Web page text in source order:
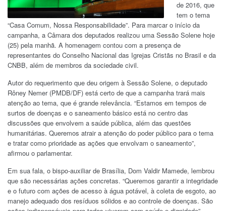
de 2016, que
tem o tema
“Casa Comum, Nossa Responsabilidade”. Para marcar o início da
campanha, a Câmara dos deputados realizou uma Sessão Solene hoje
(25) pela manhã. A homenagem contou com a presença de
representantes do Conselho Nacional das Igrejas Cristãs no Brasil e da
CNBB, além de membros da sociedade civil.
Autor do requerimento que deu origem à Sessão Solene, o deputado
Rôney Nemer (PMDB/DF) está certo de que a campanha trará mais
atenção ao tema, que é grande relevância. “Estamos em tempos de
surtos de doenças e o saneamento básico está no centro das
discussões que envolvem a saúde pública, além das questões
humanitárias. Queremos atrair a atenção do poder público para o tema
e tratar como prioridade as ações que envolvam o saneamento”,
afirmou o parlamentar.
Em sua fala, o bispo-auxiliar de Brasília, Dom Valdir Mamede, lembrou
que são necessárias ações concretas. “Queremos garantir a integridade
e o futuro com ações de acesso à água potável, à coleta de esgoto, ao
manejo adequado dos resíduos sólidos e ao controle de doenças. São